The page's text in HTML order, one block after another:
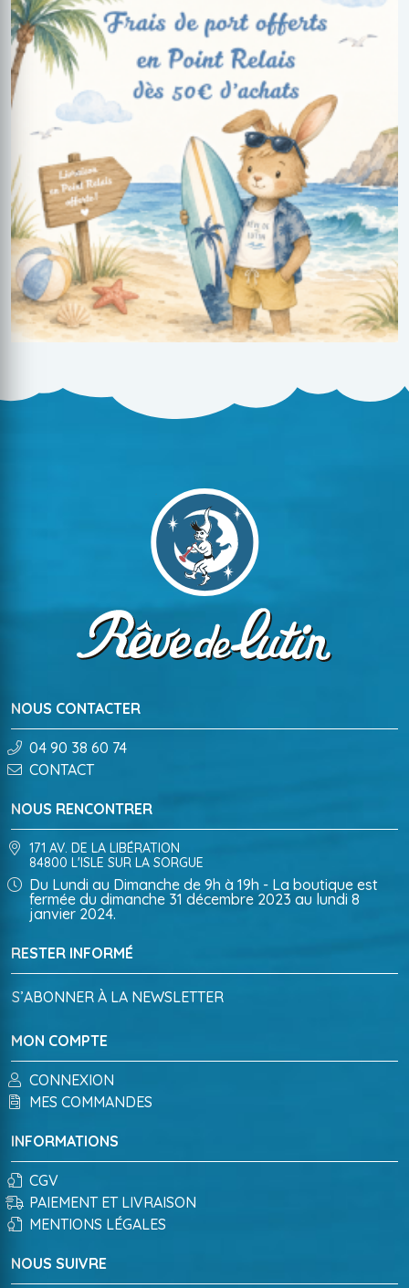
NOUS CONTACTER
04 90 38 60 74
CONTACT
RESTER INFORMÉ
S’ABONNER À LA NEWSLETTER
MON COMPTE
CONNEXION
MES COMMANDES
NOUS SUIVRE
NOUS RENCONTRER
171 AV. DE LA LIBÉRATION
84800 L'ISLE SUR LA SORGUE
Du Lundi au Dimanche de 9h à 19h - La boutique est
fermée du dimanche 31 décembre 2023 au lundi 8
janvier 2024.
INFORMATIONS
CGV
PAIEMENT ET LIVRAISON
MENTIONS LÉGALES